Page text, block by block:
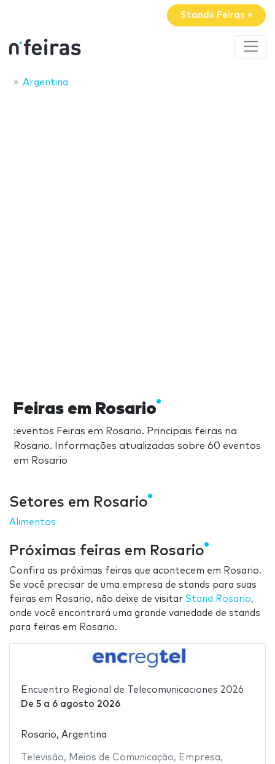
Stands Feiras »
Argentina
Feiras em Rosario
:eventos Feiras em Rosario. Principais feiras na
Rosario. Informações atualizadas sobre 60 eventos
em Rosario
Setores em Rosario
Alimentos
Próximas feiras em Rosario
Confira as próximas feiras que acontecem em Rosario.
Se você precisar de uma empresa de stands para suas
feiras em Rosario, não deixe de visitar Stand Rosario,
onde você encontrará uma grande variedade de stands
para feiras em Rosario.
Encuentro Regional de Telecomunicaciones 2026
De 5a 6 agosto 2026
Rosario, Argentina
Televisão, Meios de Comunicação, Empresa,